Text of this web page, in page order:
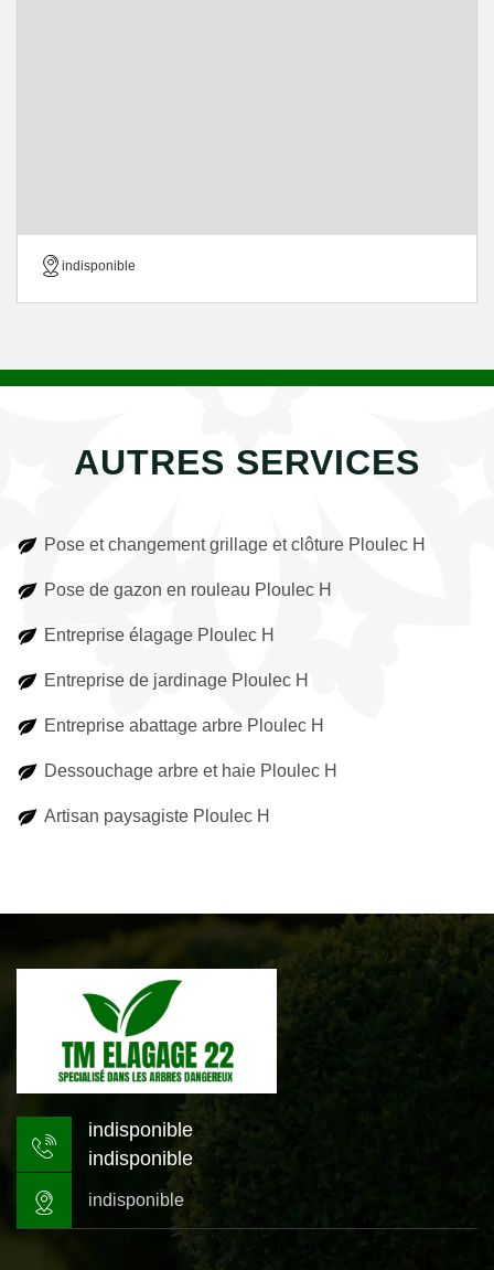
indisponible
AUTRES SERVICES
Pose et changement grillage et clôture Ploulec H
Pose de gazon en rouleau Ploulec H
Entreprise élagage Ploulec H
Entreprise de jardinage Ploulec H
Entreprise abattage arbre Ploulec H
Dessouchage arbre et haie Ploulec H
Artisan paysagiste Ploulec H
indisponible
indisponible
indisponible